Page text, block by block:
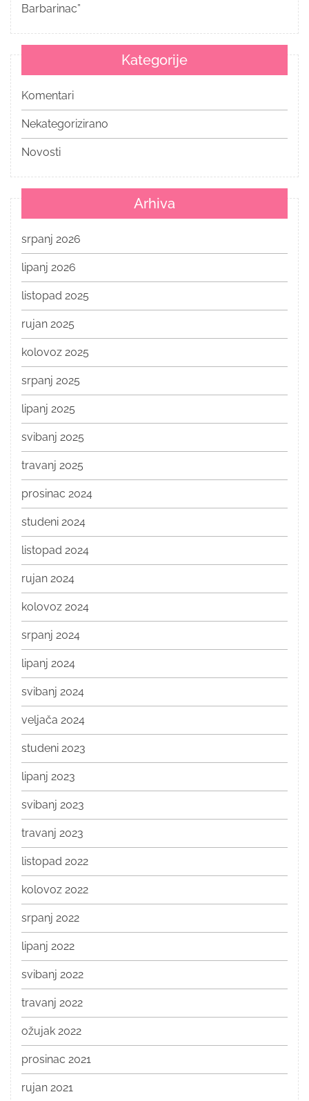
Barbarinac”
Kategorije
Komentari
Nekategorizirano
Novosti
Arhiva
srpanj 2026
lipanj 2026
listopad 2025
rujan 2025
kolovoz 2025
srpanj 2025
lipanj 2025
svibanj 2025
travanj 2025
prosinac 2024
studeni 2024
listopad 2024
rujan 2024
kolovoz 2024
srpanj 2024
lipanj 2024
svibanj 2024
veljača 2024
studeni 2023
lipanj 2023
svibanj 2023
travanj 2023
listopad 2022
kolovoz 2022
srpanj 2022
lipanj 2022
svibanj 2022
travanj 2022
ožujak 2022
prosinac 2021
rujan 2021